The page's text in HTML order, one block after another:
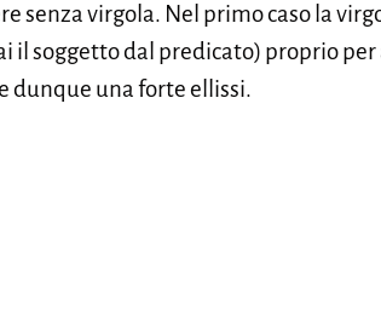
senza virgola. Nel primo caso la
il soggetto dal predicato) proprio
dunque una forte ellissi.